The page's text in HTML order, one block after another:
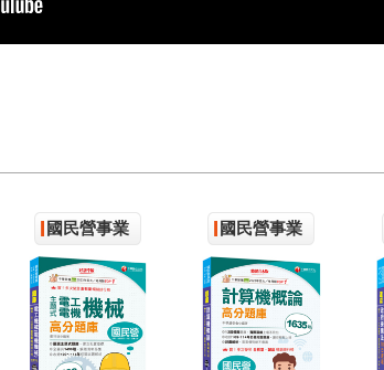
國民營事業 國民營事業